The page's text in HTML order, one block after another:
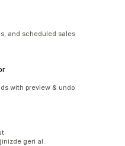
and scheduled sales
with preview & undo
geri al.